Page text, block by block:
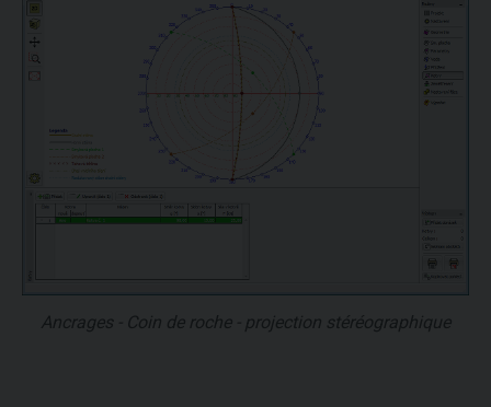
Ancrages - Coin de roche - projection stéréographique